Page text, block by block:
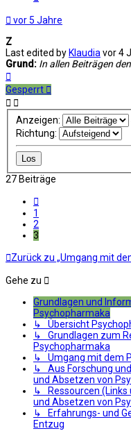
vor 5 Jahre
Z
Last edited by Klaudiavor 4
Grund: In allen Beiträgen
oben
Gesperrt
Anzeigen:
Richtung:
27 Beiträge
1
2
3
Zurück zu „Umgang mit
Gehe zu
Grundlagen und
Psychopharmaka
↳ Übersicht
↳ Grundlagen zum
Psychopharmaka
↳ Umgang mit dem
↳ Aus Forschung
und Absetzen von
↳ Ressourcen (Links
und Absetzen von
↳ Erfahrungs- und
Entzug